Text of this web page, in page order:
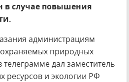
в случае повышения
администрациям
природных
дал заместитель
ресурсов и экологии РФ